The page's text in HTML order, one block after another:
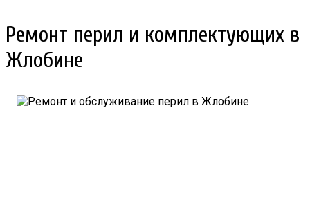
Ремонт перил и комплектующих в
Жлобине